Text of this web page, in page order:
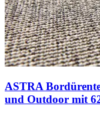
ASTRA
und Outdoor mit